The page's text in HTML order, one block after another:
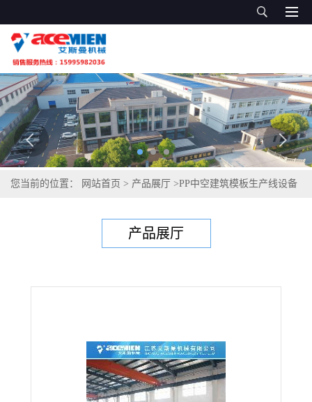
您当前的位置： 网站首页 > 产品展厅 >PP中空建筑模板生产线设备
产品展厅